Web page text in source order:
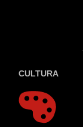
CULTURA